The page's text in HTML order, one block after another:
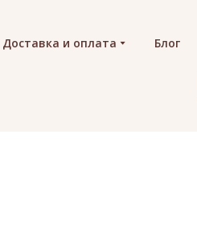
Доставка и оплата Блог